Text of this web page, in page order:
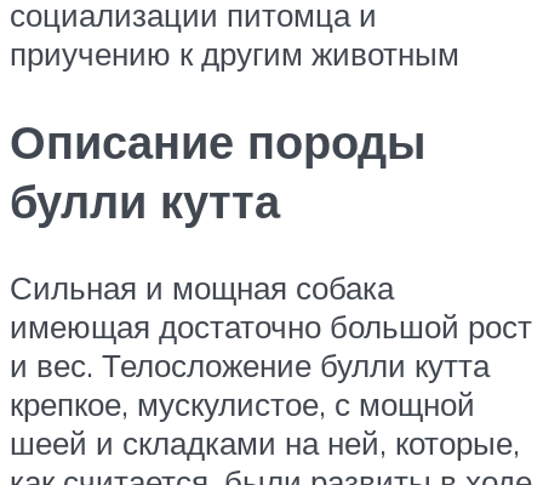
социализации питомца и
приучению к другим животным
Описание породы
булли кутта
Сильная и мощная собака
имеющая достаточно большой рост
и вес. Телосложение булли кутта
крепкое, мускулистое, с мощной
шеей и складками на ней, которые,